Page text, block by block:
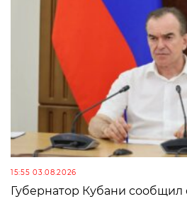
15:55 03.08.2026
Губернатор Кубани сообщил